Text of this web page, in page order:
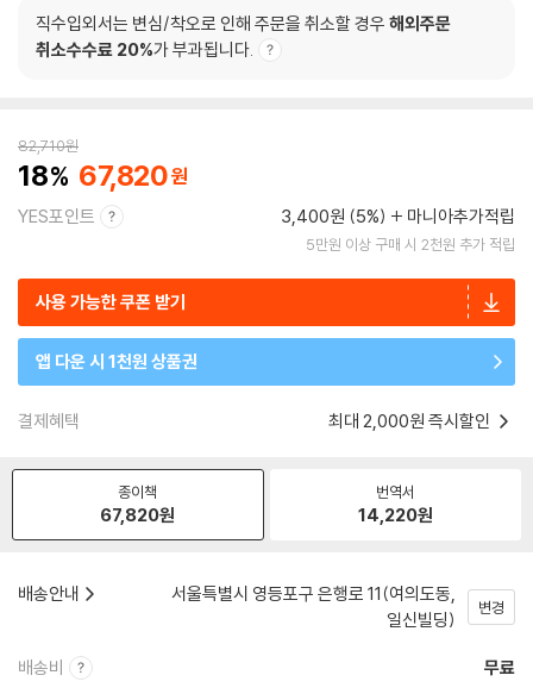
직수입외서는 변심/착오로 인해 주문을 취소할 경우 해외주문
취소수수료 20%가 부과됩니다.
82,710원
18 67,820
YES포인트 3,400원 (5%) 마니아추가적립
5만원 이상 구매 시 2천원 추가 적립
사용 가능한 쿠폰 받기
앱 다운 시 1천원 상품권
결제혜택 최대 2,000원 즉시할인
종이책
67,820원
번역서
14,220원
배송안내
서울특별시 영등포구 은행로 11(여의도동,
일신빌딩)
변경
배송비 무료